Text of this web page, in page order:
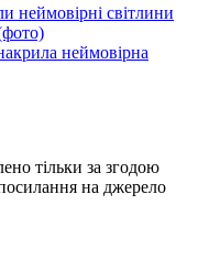
неймовірні світлини
неймовірна
тільки за згодою
на джерело